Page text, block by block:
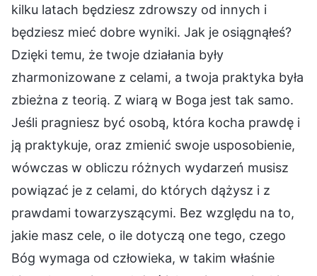
kilku latach będziesz zdrowszy od innych i
będziesz mieć dobre wyniki. Jak je osiągnąłeś?
Dzięki temu, że twoje działania były
zharmonizowane z celami, a twoja praktyka była
zbieżna z teorią. Z wiarą w Boga jest tak samo.
Jeśli pragniesz być osobą, która kocha prawdę i
ją praktykuje, oraz zmienić swoje usposobienie,
wówczas w obliczu różnych wydarzeń musisz
powiązać je z celami, do których dążysz i z
prawdami towarzyszącymi. Bez względu na to,
jakie masz cele, o ile dotyczą one tego, czego
Bóg wymaga od człowieka, w takim właśnie